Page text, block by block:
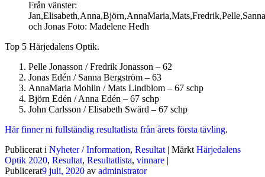
Från vänster:
Jan,Elisabeth,Anna,Björn,AnnaMaria,Mats,Fredrik,Pelle,Sanna
och Jonas Foto: Madelene Hedh
Top 5 Härjedalens Optik.
Pelle Jonasson / Fredrik Jonasson – 62
Jonas Edén / Sanna Bergström – 63
AnnaMaria Mohlin / Mats Lindblom – 67 schp
Björn Edén / Anna Edén – 67 schp
John Carlsson / Elisabeth Swärd – 67 schp
Här finner ni fullständig resultatlista från årets första tävling.
Publicerat i Nyheter / Information, Resultat MärktHärjedalens
Optik 2020, Resultat, Resultatlista, vinnare
Publicerat9 juli, 2020 av administrator